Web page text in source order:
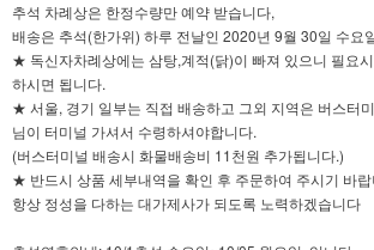
추석 차례상은 한정수량만 예약 받습니다,
배송은 추석(한가위) 하루 전날인 2020년 9월 30일 수요
★ 독신자차례상에는 삼탕,계적(닭)이 빠져 있으니 필요
하시면 됩니다.
★ 서울, 경기 일부는 직접 배송하고 그외 지역은 버스터
님이 터미널 가셔서 수령하셔야합니다.
(버스터미널 배송시 화물배송비 11천원 추가됩니다.)
★ 반드시 상품 세부내역을 확인 후 주문하여 주시기 바랍
항상 정성을 다하는 대가제사가 되도록 노력하겠습니다